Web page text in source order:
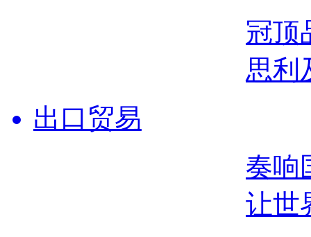
冠顶
思利
出口贸易
奏响
让世